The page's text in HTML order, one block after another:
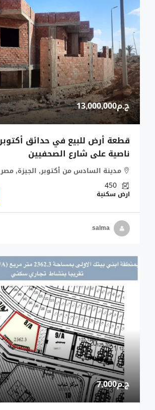
ج.م13,000,000
ناصية على شارع الصحفيين
مدينة السادس من أكتوبر, الجيزة, مصر
450
ارض سكنية
salma
ج.م7,000